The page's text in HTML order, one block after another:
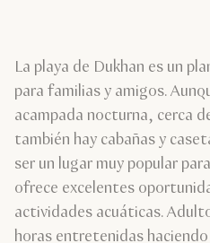
La playa de Dukhan es un
para familias y amigos.
acampada nocturna, cerca
también hay cabañas y
ser un lugar muy popular
ofrece excelentes
actividades acuáticas.
horas entretenidas